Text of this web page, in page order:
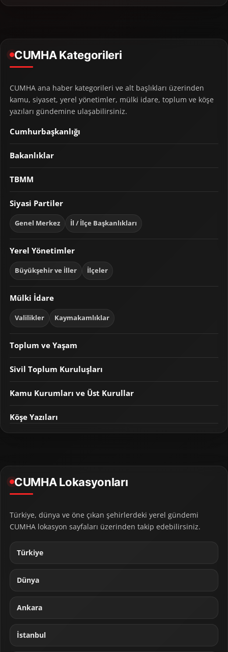
CUMHA Kategorileri
CUMHA ana haber kategorileri ve alt başlıkları üzerinden
kamu, siyaset, yerel yönetimler, mülki idare, toplum ve köşe
yazıları gündemine ulaşabilirsiniz.
Cumhurbaşkanlığı
Bakanlıklar
TBMM
Siyasi Partiler
Genel Merkez İl / İlçe Başkanlıkları
Yerel Yönetimler
Büyükşehir ve İller İlçeler
Mülki İdare
Valilikler Kaymakamlıklar
Toplum ve Yaşam
Sivil Toplum Kuruluşları
Kamu Kurumları ve Üst Kurullar
Köşe Yazıları
CUMHA Lokasyonları
Türkiye, dünya ve öne çıkan şehirlerdeki yerel gündemi
CUMHA lokasyon sayfaları üzerinden takip edebilirsiniz.
Türkiye
Dünya
Ankara
İstanbul